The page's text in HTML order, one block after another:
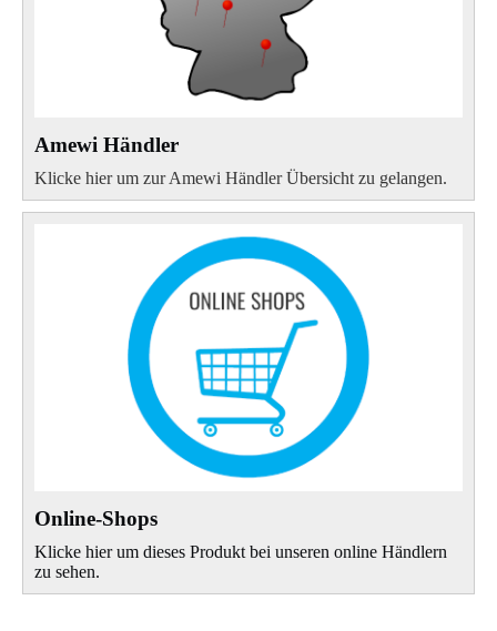
Amewi Händler
Klicke hier um zur Amewi Händler Übersicht zu gelangen.
Online-Shops
Klicke hier um dieses Produkt bei unseren online Händlern
zu sehen.